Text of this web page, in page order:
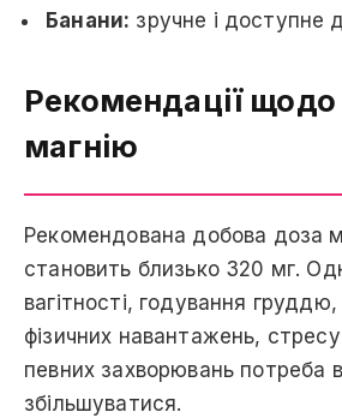
Банани: зручне і доступне
Рекомендації
магнію
Рекомендована добова доза
становить близько 320 мг.
вагітності, годування
фізичних навантажень,
певних захворювань потреба
збільшуватися.